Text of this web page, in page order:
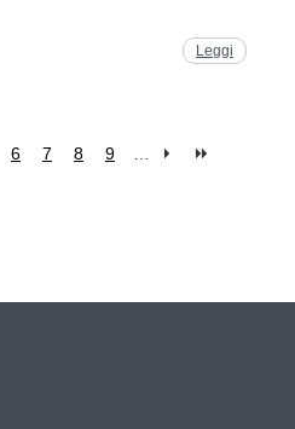
Leggi
6 7 8 9